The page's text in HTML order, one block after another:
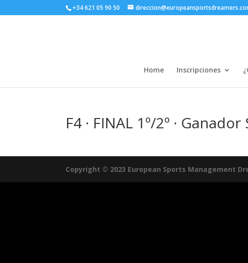
+34 621 05 90 50
Home Inscripciones
F4 · FINAL 1º/2º · Ganador
Copyright © 2023 European Sports Management